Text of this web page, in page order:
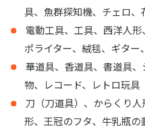
具、魚群探知機、チェロ、
電動工具、工具、西洋人
ポライター、絨毯、ギター
華道具、香道具、書道具
物、レコード、レトロ玩具
刀（刀道具）、からくり
形、王冠のフタ、牛乳瓶の